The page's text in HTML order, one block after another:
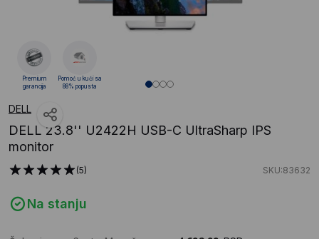
DELL
DELL 23.8'' U2422H USB-C UltraSharp IPS
monitor
(5) SKU:83632
Na stanju
Premium
garancija
Pomoć u kući sa
88% popusta